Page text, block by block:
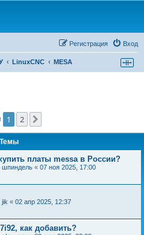
Вход
Регистрация
LinuxCNC MESA
1 2
Темы
платы messa в России?
шпиндель « 07 ноя 2025, 17:00
jik « 02 апр 2025, 12:37
как добавить?